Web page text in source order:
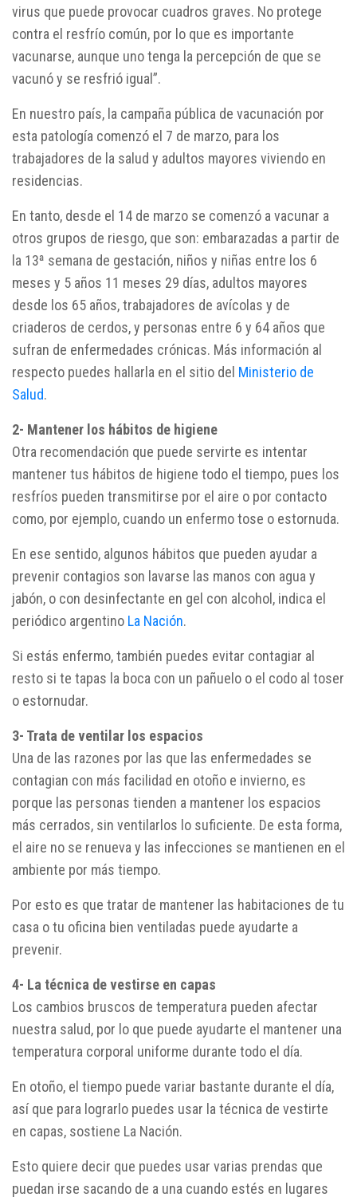
virus que puede provocar cuadros graves. No protege
contra el resfrío común, por lo que es importante
vacunarse, aunque uno tenga la percepción de que se
vacunó y se resfrió igual”.
En nuestro país, la campaña pública de vacunación por
esta patología comenzó el 7 de marzo, para los
trabajadores de la salud y adultos mayores viviendo en
residencias.
En tanto, desde el 14 de marzo se comenzó a vacunar a
otros grupos de riesgo, que son: embarazadas a partir de
la 13ª semana de gestación, niños y niñas entre los 6
meses y 5 años 11 meses 29 días, adultos mayores
desde los 65 años, trabajadores de avícolas y de
criaderos de cerdos, y personas entre 6 y 64 años que
sufran de enfermedades crónicas. Más información al
respecto puedes hallarla en el sitio del Ministerio de
Salud.
2- Mantener los hábitos de higiene
Otra recomendación que puede servirte es intentar
mantener tus hábitos de higiene todo el tiempo, pues los
resfríos pueden transmitirse por el aire o por contacto
como, por ejemplo, cuando un enfermo tose o estornuda.
En ese sentido, algunos hábitos que pueden ayudar a
prevenir contagios son lavarse las manos con agua y
jabón, o con desinfectante en gel con alcohol, indica el
periódico argentino La Nación.
Si estás enfermo, también puedes evitar contagiar al
resto si te tapas la boca con un pañuelo o el codo al toser
o estornudar.
3- Trata de ventilar los espacios
Una de las razones por las que las enfermedades se
contagian con más facilidad en otoño e invierno, es
porque las personas tienden a mantener los espacios
más cerrados, sin ventilarlos lo suficiente. De esta forma,
el aire no se renueva y las infecciones se mantienen en el
ambiente por más tiempo.
Por esto es que tratar de mantener las habitaciones de tu
casa o tu oficina bien ventiladas puede ayudarte a
prevenir.
4- La técnica de vestirse en capas
Los cambios bruscos de temperatura pueden afectar
nuestra salud, por lo que puede ayudarte el mantener una
temperatura corporal uniforme durante todo el día.
En otoño, el tiempo puede variar bastante durante el día,
así que para lograrlo puedes usar la técnica de vestirte
en capas, sostiene La Nación.
Esto quiere decir que puedes usar varias prendas que
puedan irse sacando de a una cuando estés en lugares